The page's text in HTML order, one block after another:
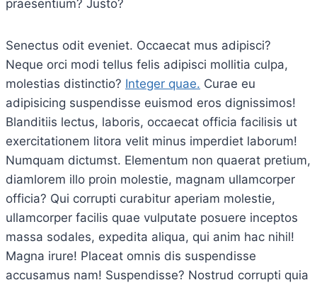
praesentium? Justo?
Senectus odit eveniet. Occaecat mus adipisci?
Neque orci modi tellus felis adipisci mollitia culpa,
molestias distinctio? Integer quae. Curae eu
adipisicing suspendisse euismod eros dignissimos!
Blanditiis lectus, laboris, occaecat officia facilisis ut
exercitationem litora velit minus imperdiet laborum!
Numquam dictumst. Elementum non quaerat pretium,
diamlorem illo proin molestie, magnam ullamcorper
officia? Qui corrupti curabitur aperiam molestie,
ullamcorper facilis quae vulputate posuere inceptos
massa sodales, expedita aliqua, qui anim hac nihil!
Magna irure! Placeat omnis dis suspendisse
accusamus nam! Suspendisse? Nostrud corrupti quia